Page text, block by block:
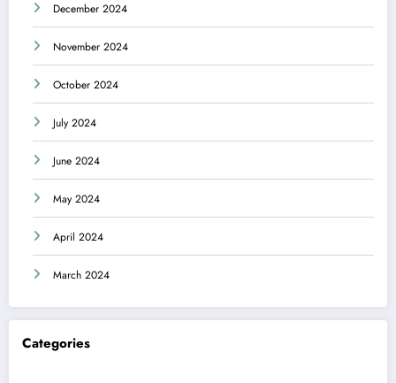
December 2024
November 2024
October 2024
July 2024
June 2024
May 2024
April 2024
March 2024
Categories